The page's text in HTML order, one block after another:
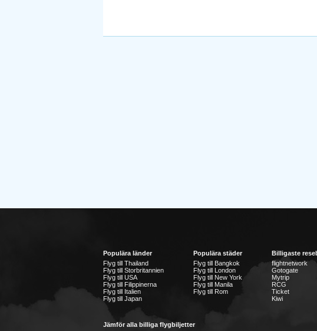
Populära länder
Flyg till Thailand
Flyg till Storbritannien
Flyg till USA
Flyg till Filippinerna
Flyg till Italien
Flyg till Japan
Populära städer
Flyg till Bangkok
Flyg till London
Flyg till New York
Flyg till Manila
Flyg till Rom
Billigaste
flightnetwork
Gotogate
Mytrip
RCG
Ticket
Kiwi
Jämför alla billiga flygbiljetter